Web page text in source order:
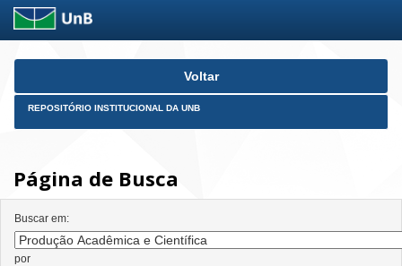
Skip
Voltar
REPOSITÓRIO INSTITUCIONAL DA UNB
Página de Busca
Buscar em:
por